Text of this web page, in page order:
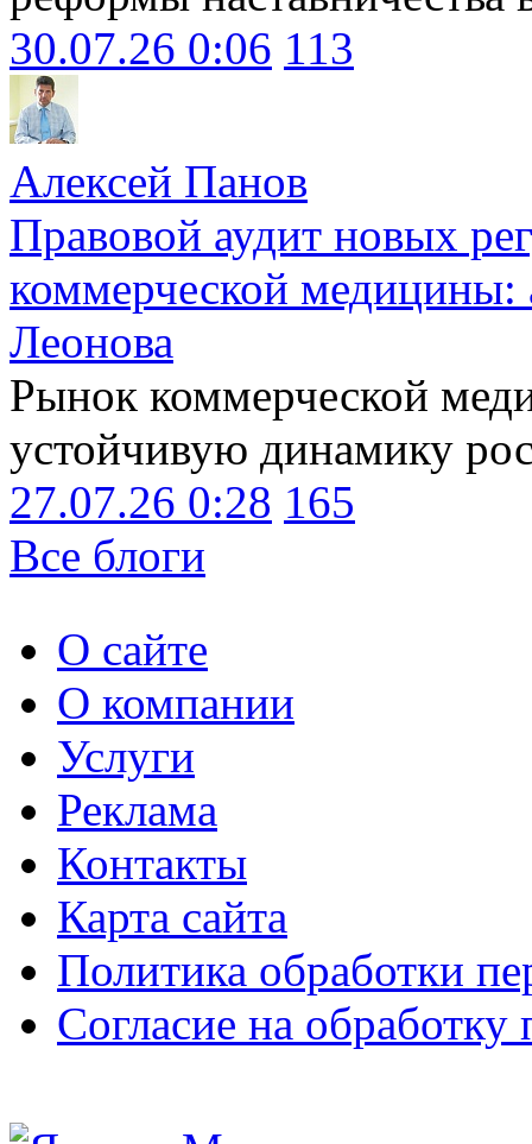
30.07.26 0:06 113
Алексей Панов
Правовой аудит новых
коммерческой медицины:
Леонова
Рынок коммерческой
устойчивую динамику
27.07.26 0:28 165
Все блоги
О сайте
О компании
Услуги
Реклама
Контакты
Карта сайта
Политика обработки
Согласие на